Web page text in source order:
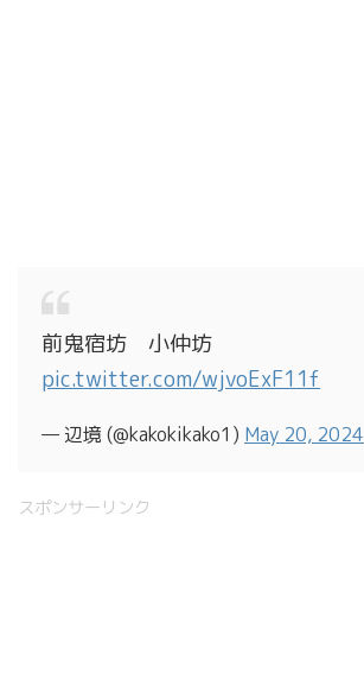
前鬼宿坊 小仲坊
pic.twitter.com/wjvoExF11f
— 辺境 (@kakokikako1) May 20, 2024
スポンサーリンク